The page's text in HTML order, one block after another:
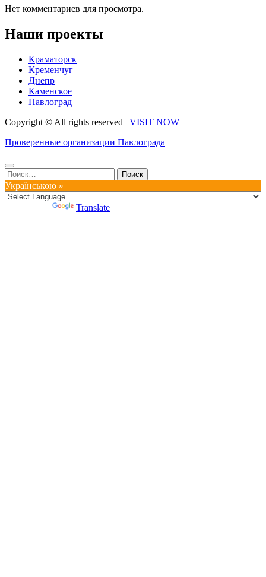
Нет комментариев для просмотра.
Наши проекты
Краматорск
Кременчуг
Днепр
Каменское
Павлоград
Copyright © All rights reserved | VISIT NOW
Проверенные организации Павлограда
Найти:
Українською »
Translate